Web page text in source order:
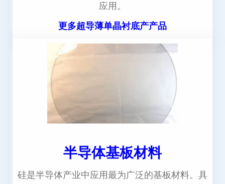
应用。
更多超导薄单晶衬底产产品
半导体基板材料
硅是半导体产业中应用最为广泛的基板材料。具